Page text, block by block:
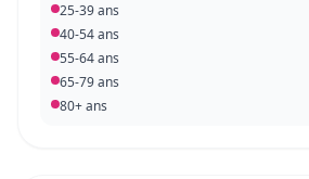
25-39 ans
40-54 ans
55-64 ans
65-79 ans
80+ ans